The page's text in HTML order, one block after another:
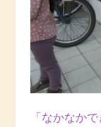
「なかなかで